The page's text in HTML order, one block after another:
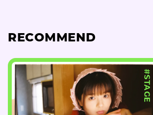
RECOMMEND
#STAGE